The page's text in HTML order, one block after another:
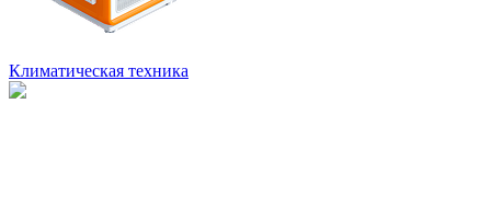
Климатическая техника